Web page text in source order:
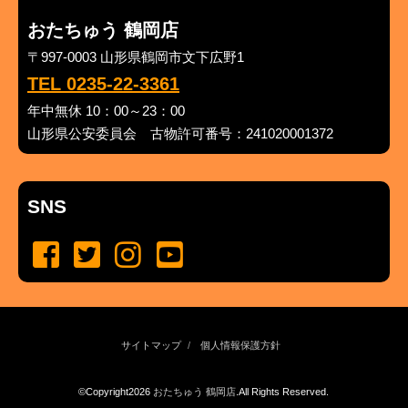
おたちゅう 鶴岡店
〒997-0003 山形県鶴岡市文下広野1
TEL 0235-22-3361
年中無休 10：00～23：00
山形県公安委員会 古物許可番号：241020001372
SNS
サイトマップ 個人情報保護方針
©Copyright2026 おたちゅう 鶴岡店 .All Rights Reserved.